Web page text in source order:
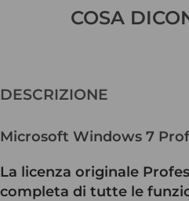
COSA
DESCRIZIONE
Microsoft Windows 7
La licenza originale
completa di tutte le